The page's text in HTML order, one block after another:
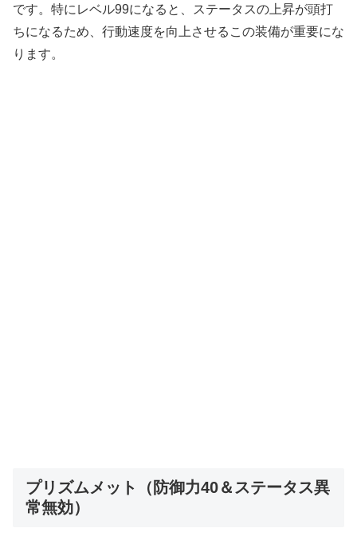
です。特にレベル99になると、ステータスの上昇が頭打
ちになるため、行動速度を向上させるこの装備が重要にな
ります。
プリズムメット（防御力40＆ステータス異
常無効）